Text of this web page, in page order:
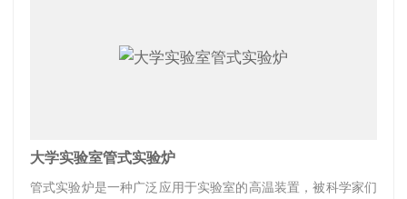
大学实验室管式实验炉
管式实验炉是一种广泛应用于实验室的高温装置，被科学家们